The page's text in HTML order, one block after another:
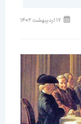
نوشته
منتشر
17 اردیبهشت 1402